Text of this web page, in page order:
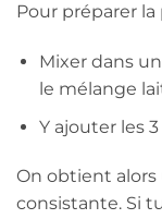
Pour préparer
Mixer dans
le mélange
Y ajouter les
On obtient
consistante. Si